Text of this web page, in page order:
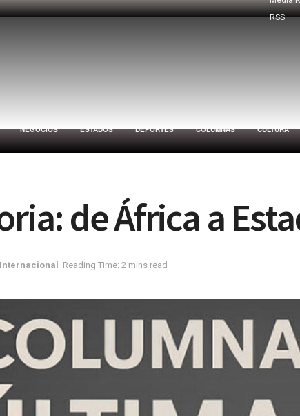
RSS
NEGOCIOS ESTADOS DEPORTES COLUMNAS CULTURA
de África a
Internacional Reading Time: 2 mins read